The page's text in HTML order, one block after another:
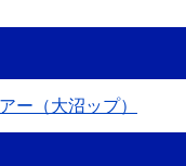
ー（大沼ップ）